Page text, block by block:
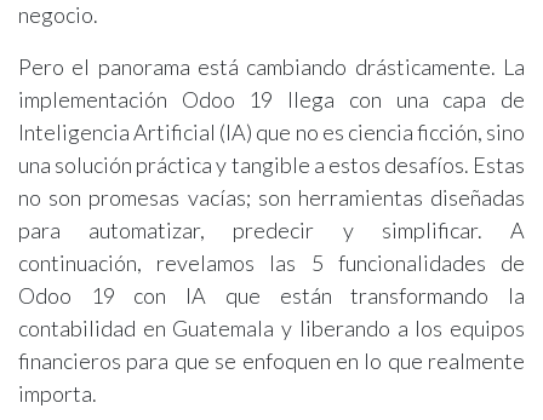
negocio.
Pero el panorama está cambiando drásticamente. La
implementación Odoo 19 llega con una capa de
Inteligencia Artificial (IA) que no es ciencia ficción, sino
una solución práctica y tangible a estos desafíos. Estas
no son promesas vacías; son herramientas diseñadas
para automatizar, predecir y simplificar. A
continuación, revelamos las 5 funcionalidades de
Odoo 19 con IA que están transformando la
contabilidad en Guatemala y liberando a los equipos
financieros para que se enfoquen en lo que realmente
importa.